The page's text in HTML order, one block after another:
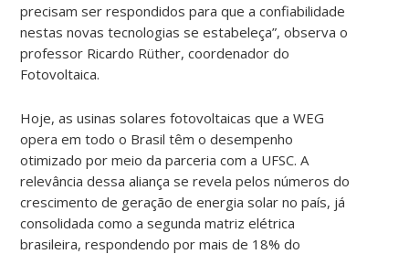
precisam ser respondidos para que a confiabilidade
nestas novas tecnologias se estabeleça”, observa o
professor Ricardo Rüther, coordenador do
Fotovoltaica.
Hoje, as usinas solares fotovoltaicas que a WEG
opera em todo o Brasil têm o desempenho
otimizado por meio da parceria com a UFSC. A
relevância dessa aliança se revela pelos números do
crescimento de geração de energia solar no país, já
consolidada como a segunda matriz elétrica
brasileira, respondendo por mais de 18% do